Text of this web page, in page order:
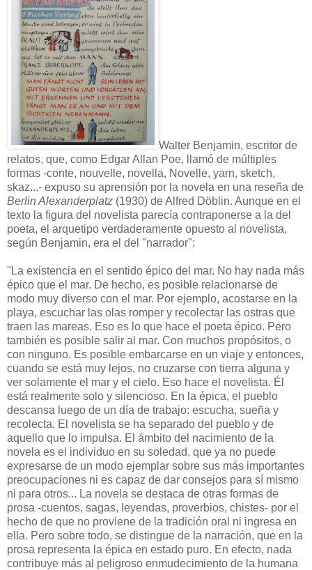
Walter Benjamin, escritor de
relatos, que, como Edgar Allan Poe, llamó de múltiples
formas -conte, nouvelle, novella, Novelle, yarn, sketch,
skaz...- expuso su aprensión por la novela en una reseña de
Berlin Alexanderplatz (1930) de Alfred Döblin. Aunque en el
texto la figura del novelista parecía contraponerse a la del
poeta, el arquetipo verdaderamente opuesto al novelista,
según Benjamin, era el del "narrador":
"La existencia en el sentido épico del mar. No hay nada más
épico que el mar. De hecho, es posible relacionarse de
modo muy diverso con el mar. Por ejemplo, acostarse en la
playa, escuchar las olas romper y recolectar las ostras que
traen las mareas. Eso es lo que hace el poeta épico. Pero
también es posible salir al mar. Con muchos propósitos, o
con ninguno. Es posible embarcarse en un viaje y entonces,
cuando se está muy lejos, no cruzarse con tierra alguna y
ver solamente el mar y el cielo. Eso hace el novelista. Él
está realmente solo y silencioso. En la épica, el pueblo
descansa luego de un día de trabajo: escucha, sueña y
recolecta. El novelista se ha separado del pueblo y de
aquello que lo impulsa. El ámbito del nacimiento de la
novela es el individuo en su soledad, que ya no puede
expresarse de un modo ejemplar sobre sus más importantes
preocupaciones ni es capaz de dar consejos para sí mismo
ni para otros... La novela se destaca de otras formas de
prosa -cuentos, sagas, leyendas, proverbios, chistes- por el
hecho de que no proviene de la tradición oral ni ingresa en
ella. Pero sobre todo, se distingue de la narración, que en la
prosa representa la épica en estado puro. En efecto, nada
contribuye más al peligroso enmudecimiento de la humana